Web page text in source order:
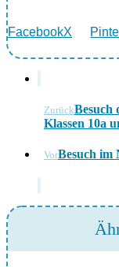
FacebookX
ZurückBesuch
Klassen 10a
VorBesuch im